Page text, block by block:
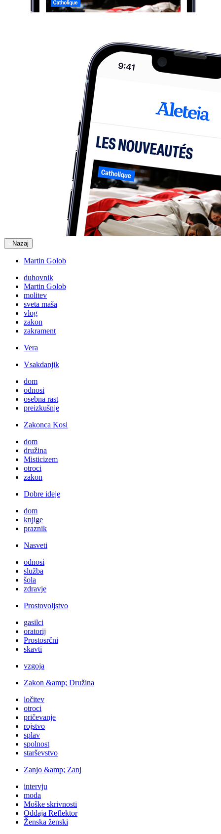
Nazaj
Martin Golob
duhovnik
Martin Golob
molitev
sveta maša
vlog
zakon
zakrament
Vera
Vsakdanjik
dom
odnosi
osebna rast
preizkušnje
Zakonca Kosi
dom
družina
Misticizem
otroci
zakon
Dobre ideje
dom
knjige
praznik
Nasveti
odnosi
služba
šola
zdravje
Prostovoljstvo
gasilci
oratorij
Prostosrčni
skavti
vzgoja
Zakon &amp; Družina
ločitev
otroci
pričevanje
rojstvo
splav
spolnost
starševstvo
Zanjo &amp; Zanj
intervju
moda
Moške skrivnosti
Oddaja Reflektor
Ženska ženski